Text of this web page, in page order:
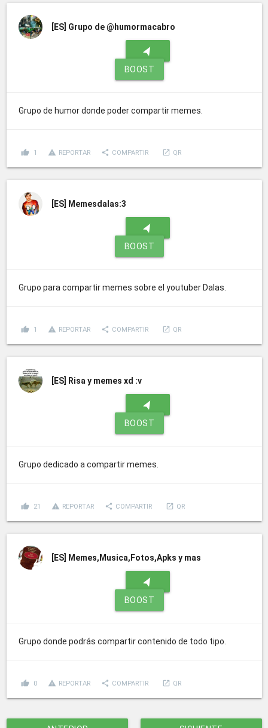
[ES] Grupo de @humormacabro
navigation
BOOST
Grupo de humor donde poder compartir memes.
thumb_up 1 report_problem REPORTAR share COMPARTIR launch QR
[ES] Memesdalas:3
navigation
BOOST
Grupo para compartir memes sobre el youtuber Dalas.
thumb_up 1 report_problem REPORTAR share COMPARTIR launch QR
[ES] Risa y memes xd :v
navigation
BOOST
Grupo dedicado a compartir memes.
thumb_up 21 report_problem REPORTAR share COMPARTIR launch QR
[ES] Memes,Musica,Fotos,Apks y mas
navigation
BOOST
Grupo donde podrás compartir contenido de todo tipo.
thumb_up 0 report_problem REPORTAR share COMPARTIR launch QR